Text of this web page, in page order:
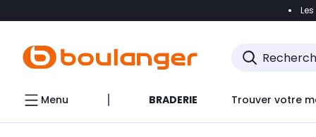
Accéder
Menu BRADERIE Trouver votre